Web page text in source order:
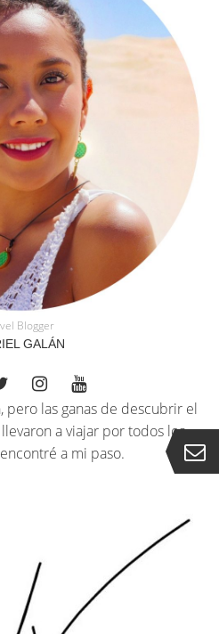
Blogger
GALÁN
las ganas de descubrir el
a viajar por todos los
a mi paso.